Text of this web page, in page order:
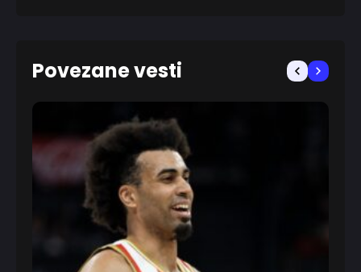
Povezane vesti